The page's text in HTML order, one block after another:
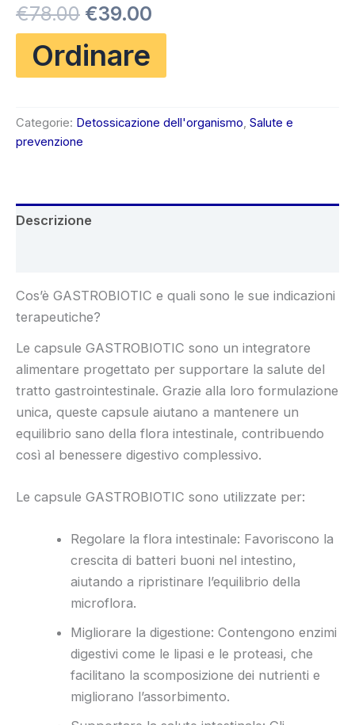
su 5 su
base di
recensioni
€78.00 Il
prezzo
originale
€39.00
attuale
Ordinare
Categorie: Detossicazione dell'organismo, Salute e
prevenzione
Descrizione
Cos’è GASTROBIOTIC e quali sono le sue indicazioni
terapeutiche?
Le capsule GASTROBIOTIC sono un integratore
alimentare progettato per supportare la salute del
tratto gastrointestinale. Grazie alla loro formulazione
unica, queste capsule aiutano a mantenere un
equilibrio sano della flora intestinale, contribuendo
così al benessere digestivo complessivo.
Le capsule GASTROBIOTIC sono utilizzate per:
Regolare la flora intestinale: Favoriscono la
crescita di batteri buoni nel intestino,
aiutando a ripristinare l’equilibrio della
microflora.
Migliorare la digestione: Contengono enzimi
digestivi come le lipasi e le proteasi, che
facilitano la scomposizione dei nutrienti e
migliorano l’assorbimento.